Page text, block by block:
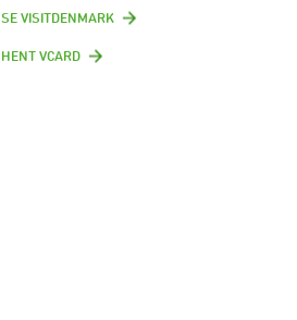
SE VISITDENMARK
HENT VCARD